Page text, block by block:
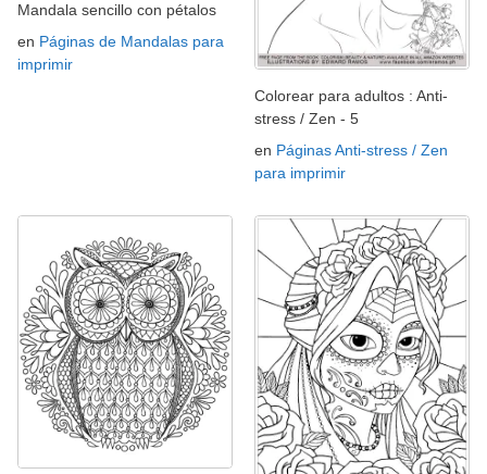
Mandala sencillo con pétalos
en Páginas de Mandalas para
imprimir
Colorear para adultos : Anti-
stress / Zen - 5
en Páginas Anti-stress / Zen
para imprimir